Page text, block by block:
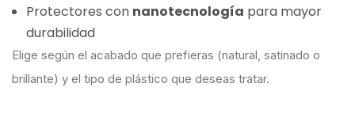
Protectores con nanotecnología para mayor
durabilidad
Elige según el acabado que prefieras (natural, satinado o
brillante) y el tipo de plástico que deseas tratar.